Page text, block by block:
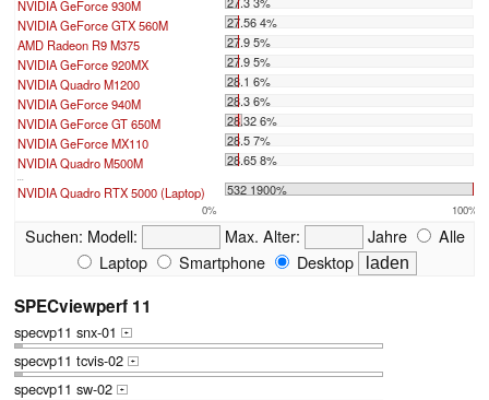
NVIDIA GeForce 930M
NVIDIA GeForce GTX 560M
27.56 4%
AMD Radeon R9 M375
27.9 5%
NVIDIA GeForce 920MX
27.9 5%
NVIDIA Quadro M1200
28.1 6%
NVIDIA GeForce 940M
28.3 6%
NVIDIA GeForce GT 650M
28.32 6%
NVIDIA GeForce MX110
28.5 7%
NVIDIA Quadro M500M
28.65 8%
NVIDIA Quadro RTX 5000 (Laptop) 532 1900%
0% 100%
Suchen: Modell: Max. Alter: Jahre
Alle
Laptop
Smartphone Desktop
SPECviewperf 11
specvp11 snx-01 +
specvp11 tcvis-02 +
specvp11 sw-02 +